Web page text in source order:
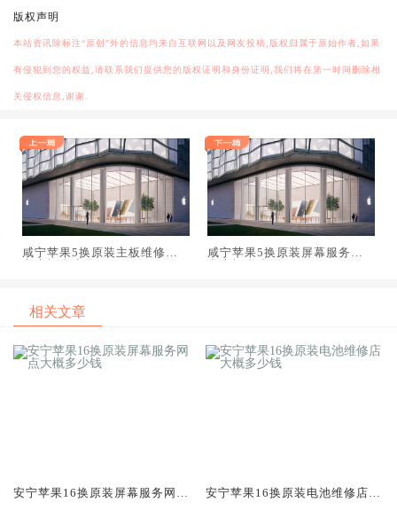
版权声明
本站资讯除标注“原创”外的信息均来自互联网以及网友投稿,版权归属于原始作者,如果
有侵犯到您的权益,请联系我们提供您的版权证明和身份证明,我们将在第一时间删除相
关侵权信息,谢谢.
咸宁苹果5换原装主板维修中
咸宁苹果5换原装屏幕服务网
相关文章
安宁苹果16换原装屏幕服务网点
安宁苹果16换原装电池维修店大